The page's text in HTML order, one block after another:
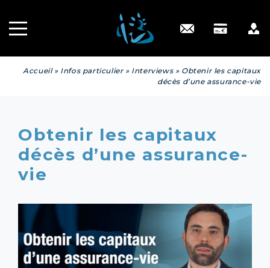
Engagé RSE
Contact
Accueil» Infos particulier» Interviews» Obtenir les capitaux
décès d’une assurance-vie
Obtenir les capitaux
décès d’une assurance-
vie